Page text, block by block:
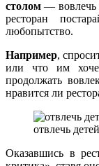
столом — вовлечь
ресторан
любопытство.
Например,
или что им
продолжать
нравится ли
отвлечь детей
Оказавшись в